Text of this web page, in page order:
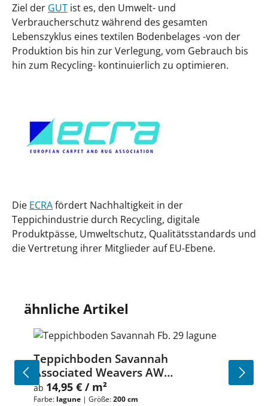
Ziel der GUT ist es, den Umwelt- und
Verbraucherschutz während des gesamten
Lebenszyklus eines textilen Bodenbelages -von der
Produktion bis hin zur Verlegung, vom Gebrauch bis
hin zum Recycling- kontinuierlich zu optimieren.
Die ECRAfördert Nachhaltigkeit in der
Teppichindustrie durch Recycling, digitale
Produktpässe, Umweltschutz, Qualitätsstandards und
die Vertretung ihrer Mitglieder auf EU-Ebene.
Produktgalerie überspringen
ähnliche Artikel
Teppichboden Savannah
Associated Weavers AW
Meterware auf Rolle
Regulärer Preis:
ab 14,95 € / m²
Farbe: lagune | Größe:200 cm